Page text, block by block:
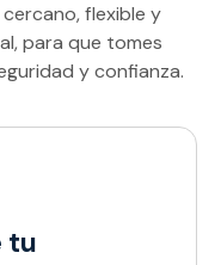
flexible y
para que tomes
y confianza.
tu